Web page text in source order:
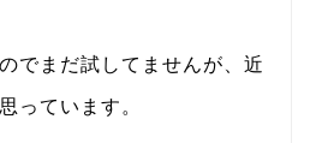
でまだ試してませんが、近
っています。